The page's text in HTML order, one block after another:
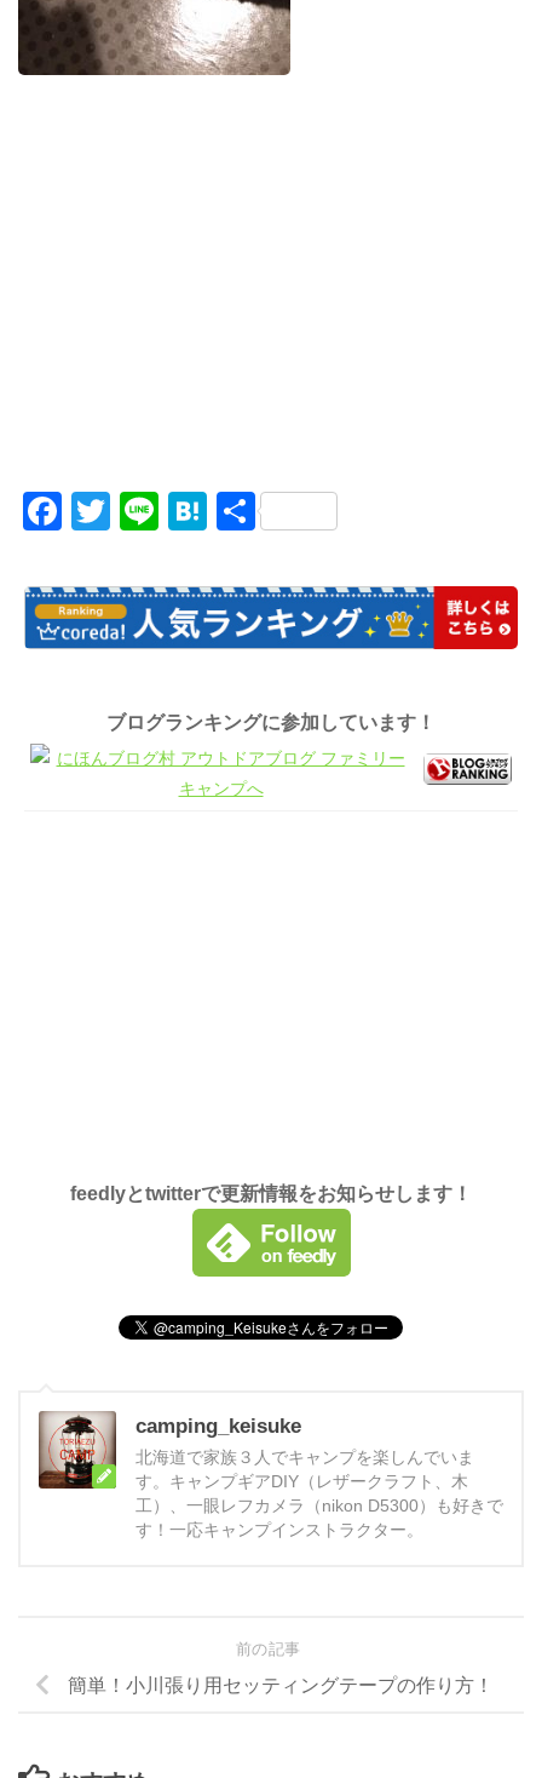
Facebook
Twitter
LineHatena
共
ブログランキングに参加しています！
feedlyとtwitterで更新情報をお知らせします！
camping_keisuke
北海道で家族３人でキャンプを楽しんでいま
す。キャンプギアDIY（レザークラフト、木
工）、一眼レフカメラ（nikon D5300）も好きで
す！一応キャンプインストラクター。
前の記事
簡単！小川張り用セッティングテープの作り方！